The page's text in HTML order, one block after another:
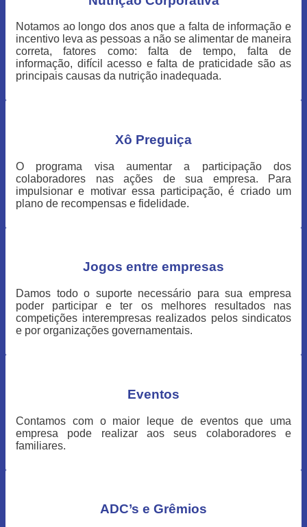
Notamos ao longo dos anos que a falta de informação e
incentivo leva as pessoas a não se alimentar de maneira
correta, fatores como: falta de tempo, falta de
informação, difícil acesso e falta de praticidade são as
principais causas da nutrição inadequada.
Xô Preguiça
O programa visa aumentar a participação dos
colaboradores nas ações de sua empresa. Para
impulsionar e motivar essa participação, é criado um
plano de recompensas e fidelidade.
Jogos entre empresas
Damos todo o suporte necessário para sua empresa
poder participar e ter os melhores resultados nas
competições interempresas realizados pelos sindicatos
e por organizações governamentais.
Eventos
Contamos com o maior leque de eventos que uma
empresa pode realizar aos seus colaboradores e
familiares.
ADC’s e Grêmios